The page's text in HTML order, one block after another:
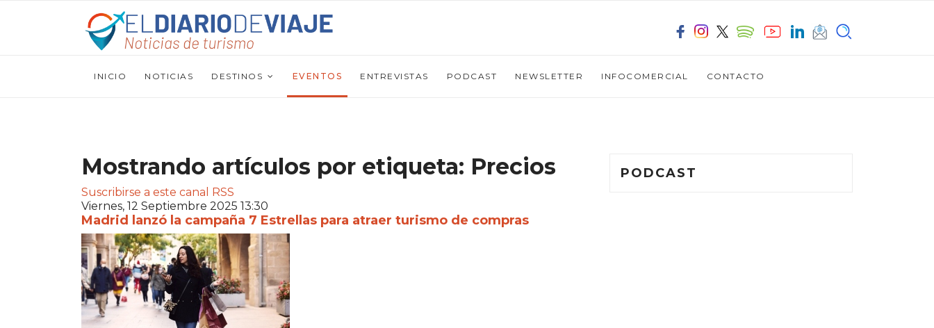
INICIO NOTICIAS DESTINOS EVENTOS ENTREVISTAS PODCAST NEWSLETTER INFOCOMERCIAL CONTACTO
Mostrando artículos por etiqueta: Precios
Suscribirse a este canal RSS
Viernes, 12 Septiembre 2025 13:30
Madrid lanzó la campaña 7 Estrellas para atraer turismo de compras
PODCAST